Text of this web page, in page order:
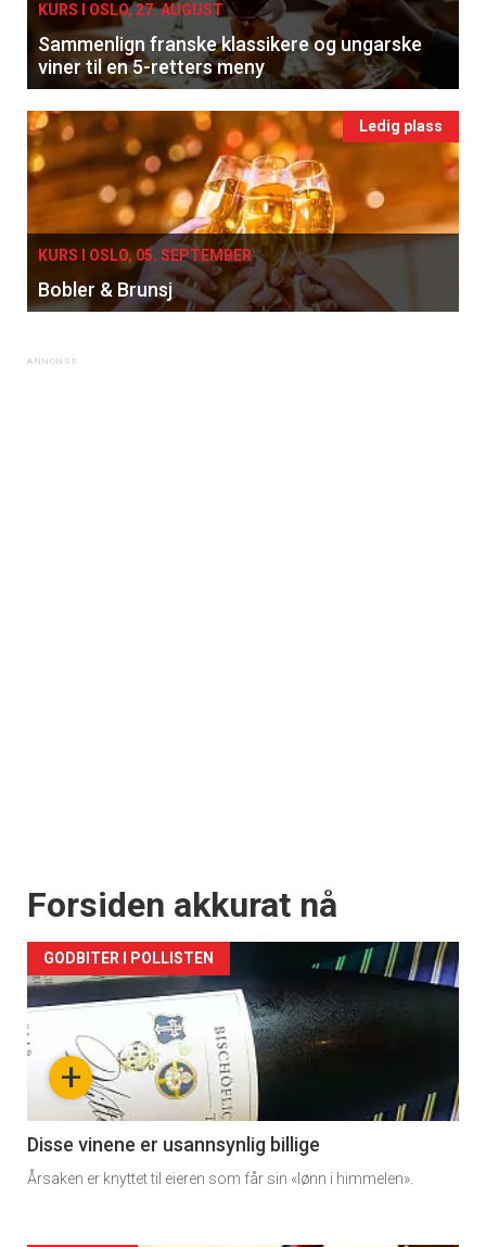
KURS I OSLO, 27. AUGUST
Sammenlign franske klassikere og ungarske
viner til en 5-retters meny
Ledig plass
KURS I OSLO, 05. SEPTEMBER
Bobler & Brunsj
Forsiden akkurat nå
+
GODBITER I POLLISTEN
Disse vinene er usannsynlig billige
Årsaken er knyttet til eieren som får sin «lønn i himmelen».